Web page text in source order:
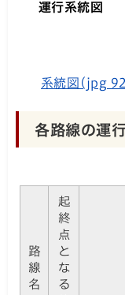
運行系統図
系統図(jpg
各路線の運
路
線
名
起
終
点
と
な
る